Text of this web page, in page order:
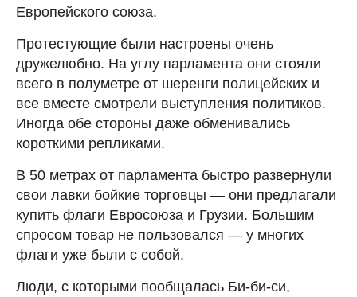
Европейского союза.
Протестующие были настроены очень
дружелюбно. На углу парламента они стояли
всего в полуметре от шеренги полицейских и
все вместе смотрели выступления политиков.
Иногда обе стороны даже обменивались
короткими репликами.
В 50 метрах от парламента быстро развернули
свои лавки бойкие торговцы — они предлагали
купить флаги Евросоюза и Грузии. Большим
спросом товар не пользовался — у многих
флаги уже были с собой.
Люди, с которыми пообщалась Би-би-си,